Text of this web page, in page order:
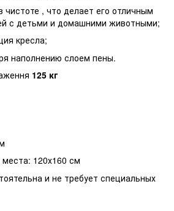
чистоте , что делает его отличным
с детьми и домашними животными;
кресла;
наполнению слоем пены.
125 кг
120х160 см
и не требует специальных